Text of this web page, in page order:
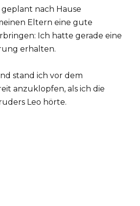
nach Hause
Eltern eine gute
Ich hatte gerade eine
erhalten.
stand ich vor dem
anzuklopfen, als ich die
Leo hörte.